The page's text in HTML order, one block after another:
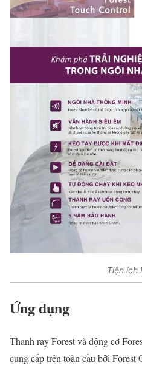
Tiện ích
Ứng dụng
Thanh ray Forest và động cơ
cung cấp trên toàn cầu bởi